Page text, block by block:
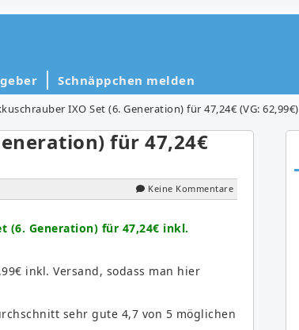
Schnäppchen melden
IXO Set (6. Generation) für 47,24€ (VG: 62,99€)
für 47,24€
Keine Kommentare
(6. Generation) für 47,24€ inkl.
inkl. Versand, sodass man hier
sehr gute 4,7 von 5 möglichen